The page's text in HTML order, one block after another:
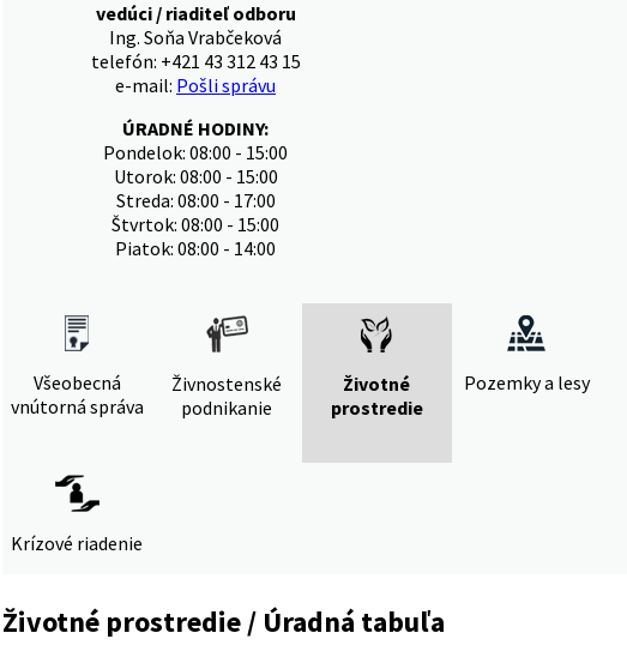
vedúci / riaditeľ odboru
Ing. Soňa Vrabčeková
telefón: +421 43 312 43 15
e-mail: Pošli správu
ÚRADNÉ HODINY:
Pondelok: 08:00 - 15:00
Utorok: 08:00 - 15:00
Streda: 08:00 - 17:00
Štvrtok: 08:00 - 15:00
Piatok: 08:00 - 14:00
Všeobecná
vnútorná správa
Živnostenské
podnikanie
Životné
prostredie
Pozemky a lesy
Krízové riadenie
Životné prostredie / Úradná tabuľa